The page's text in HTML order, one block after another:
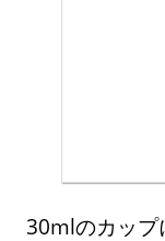
30mlのカッ